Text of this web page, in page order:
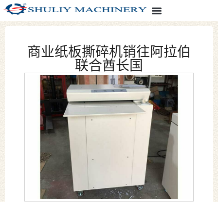
商业纸板撕碎机销往阿拉伯
联合酋长国